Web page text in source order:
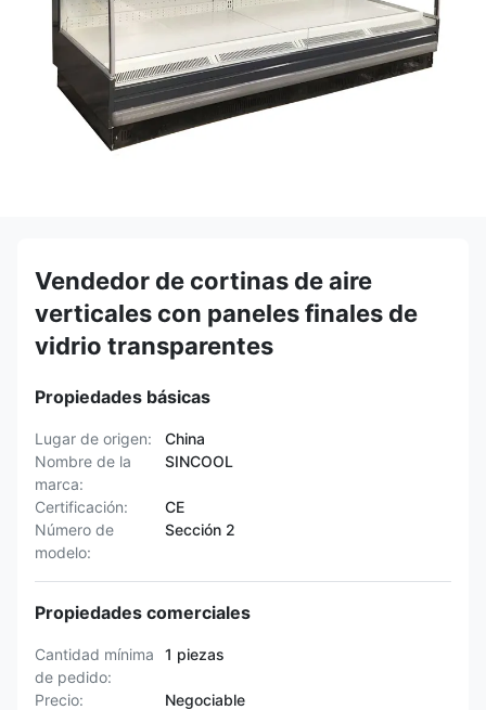
Vendedor de cortinas de aire
verticales con paneles finales de
vidrio transparentes
Propiedades básicas
Lugar de origen:
China
Nombre de la
marca:
SINCOOL
Certificación:
CE
Número de
modelo:
Sección 2
Propiedades comerciales
Cantidad mínima
de pedido:
1 piezas
Precio:
Negociable